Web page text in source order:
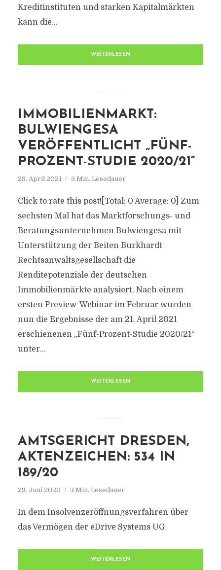
Kreditinstituten und starken Kapitalmärkten
kann die...
WEITERLESEN
IMMOBILIENMARKT:
BULWIENGESA
VERÖFFENTLICHT „FÜNF-
PROZENT-STUDIE 2020/21“
28. April 2021 3 Min. Lesedauer
Click to rate this post![Total: 0 Average: 0] Zum
sechsten Mal hat das Marktforschungs- und
Beratungsunternehmen Bulwiengesa mit
Unterstützung der Beiten Burkhardt
Rechtsanwaltsgesellschaft die
Renditepotenziale der deutschen
Immobilienmärkte analysiert. Nach einem
ersten Preview-Webinar im Februar wurden
nun die Ergebnisse der am 21. April 2021
erschienenen „Fünf-Prozent-Studie 2020/21“
unter...
WEITERLESEN
AMTSGERICHT DRESDEN,
AKTENZEICHEN: 534 IN
189/20
29. Juni 2020 3 Min. Lesedauer
In dem Insolvenzeröffnungsverfahren über
das Vermögen der eDrive Systems UG
WEITERLESEN